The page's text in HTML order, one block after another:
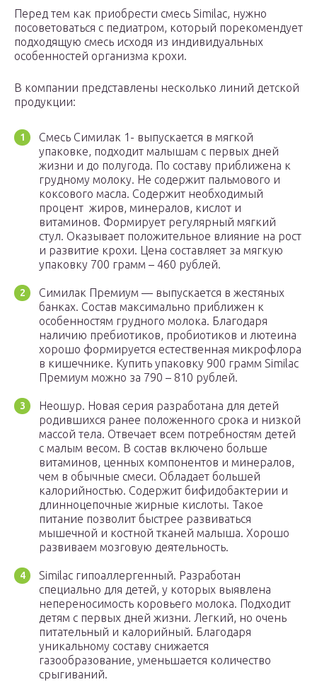
Перед тем как приобрести смесь Similac, нужно
посоветоваться с педиатром, который порекомендует
подходящую смесь исходя из индивидуальных
особенностей организма крохи.
В компании представлены несколько линий детской
продукции:
Смесь Симилак 1- выпускается в мягкой
упаковке, подходит малышам с первых дней
жизни и до полугода. По составу приближена к
грудному молоку. Не содержит пальмового и
коксового масла. Содержит необходимый
процент жиров, минералов, кислот и
витаминов. Формирует регулярный мягкий
стул. Оказывает положительное влияние на рост
и развитие крохи. Цена составляет за мягкую
упаковку 700 грамм – 460 рублей.
Симилак Премиум — выпускается в жестяных
банках. Состав максимально приближен к
особенностям грудного молока. Благодаря
наличию пребиотиков, пробиотиков и лютеина
хорошо формируется естественная микрофлора
в кишечнике. Купить упаковку 900 грамм Similac
Премиум можно за 790 – 810 рублей.
Неошур. Новая серия разработана для детей
родившихся ранее положенного срока и низкой
массой тела. Отвечает всем потребностям детей
с малым весом. В состав включено больше
витаминов, ценных компонентов и минералов,
чем в обычные смеси. Обладает большей
калорийностью. Содержит бифидобактерии и
длинноцепочные жирные кислоты. Такое
питание позволит быстрее развиваться
мышечной и костной тканей малыша. Хорошо
развиваем мозговую деятельность.
Similac гипоаллергенный. Разработан
специально для детей, у которых выявлена
непереносимость коровьего молока. Подходит
детям с первых дней жизни. Легкий, но очень
питательный и калорийный. Благодаря
уникальному составу снижается
газообразование, уменьшается количество
срыгиваний.